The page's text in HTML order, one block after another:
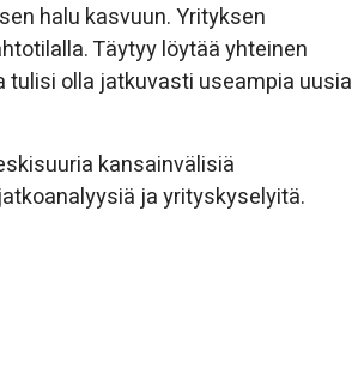
halu kasvuun. Yrityksen
Täytyy löytää yhteinen
olla jatkuvasti useampia uusia
kansainvälisiä
ja yrityskyselyitä.